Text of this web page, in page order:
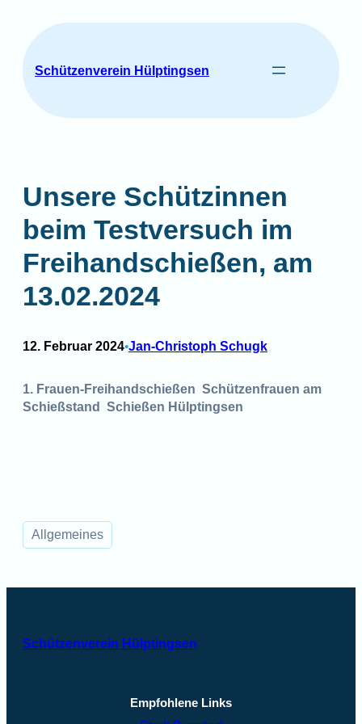
springen
Schützenverein Hülptingsen
Unsere Schützinnen
beim Testversuch im
Freihandschießen, am
13.02.2024
12. Februar 2024•Jan-Christoph Schugk
1. Frauen-Freihandschießen Schützenfrauen am
Schießstand Schießen Hülptingsen
Allgemeines
Schützenverein Hülptingsen
Empfohlene Links